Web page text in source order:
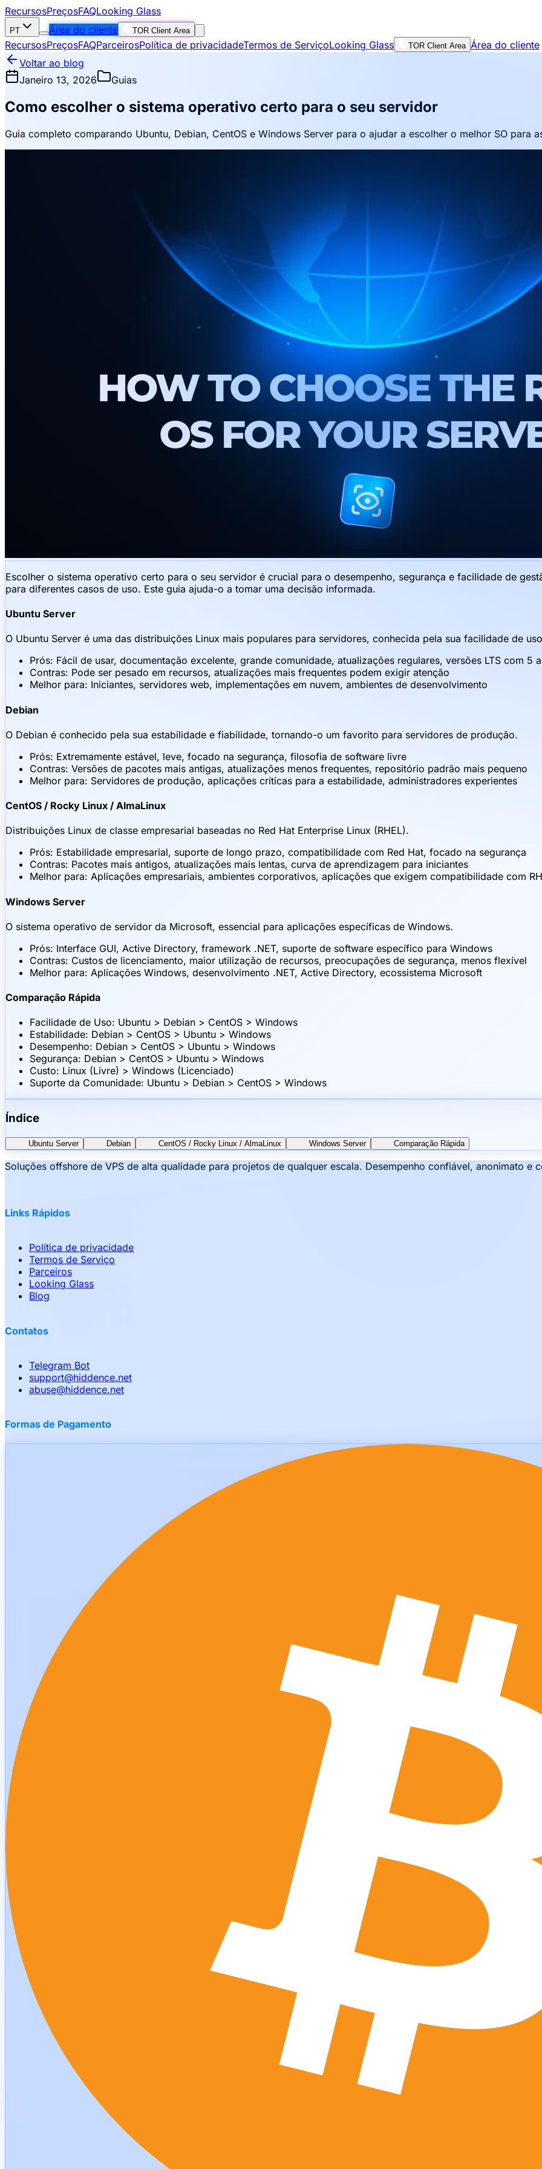
RecursosPreçosFAQLooking Glass
PT Área do cliente TOR Client Area
RecursosPreçosFAQParceirosPolítica de privacidadeTermos de ServiçoLooking Glass TOR Client Area Área do cliente
Voltar ao blog
Janeiro 13, 2026
Guias
Como escolher o sistema operativo certo para o seu servidor
Guia completo comparando Ubuntu, Debian, CentOS e Windows Server para o ajudar a escolher o melhor SO para
Escolher o sistema operativo certo para o seu servidor é crucial para o desempenho, segurança e facilidade de
para diferentes casos de uso. Este guia ajuda-o a tomar uma decisão informada.
Ubuntu Server
O Ubuntu Server é uma das distribuições Linux mais populares para servidores, conhecida pela sua facilidade de
Prós: Fácil de usar, documentação excelente, grande comunidade, atualizações regulares, versões LTS com 5
Contras: Pode ser pesado em recursos, atualizações mais frequentes podem exigir atenção
Melhor para: Iniciantes, servidores web, implementações em nuvem, ambientes de desenvolvimento
Debian
O Debian é conhecido pela sua estabilidade e fiabilidade, tornando-o um favorito para servidores de produção.
Prós: Extremamente estável, leve, focado na segurança, filosofia de software livre
Contras: Versões de pacotes mais antigas, atualizações menos frequentes, repositório padrão mais pequeno
Melhor para: Servidores de produção, aplicações críticas para a estabilidade, administradores experientes
CentOS / Rocky Linux / AlmaLinux
Distribuições Linux de classe empresarial baseadas no Red Hat Enterprise Linux (RHEL).
Prós: Estabilidade empresarial, suporte de longo prazo, compatibilidade com Red Hat, focado na segurança
Contras: Pacotes mais antigos, atualizações mais lentas, curva de aprendizagem para iniciantes
Melhor para: Aplicações empresariais, ambientes corporativos, aplicações que exigem compatibilidade com
Windows Server
O sistema operativo de servidor da Microsoft, essencial para aplicações específicas de Windows.
Prós: Interface GUI, Active Directory, framework .NET, suporte de software específico para Windows
Contras: Custos de licenciamento, maior utilização de recursos, preocupações de segurança, menos flexível
Melhor para: Aplicações Windows, desenvolvimento .NET, Active Directory, ecossistema Microsoft
Comparação Rápida
Facilidade de Uso: Ubuntu > Debian > CentOS > Windows
Estabilidade: Debian > CentOS > Ubuntu > Windows
Desempenho: Debian > CentOS > Ubuntu > Windows
Segurança: Debian > CentOS > Ubuntu > Windows
Custo: Linux (Livre) > Windows (Licenciado)
Suporte da Comunidade: Ubuntu > Debian > CentOS > Windows
Índice
Ubuntu Server Debian CentOS / Rocky Linux / AlmaLinux Windows Server Comparação Rápida
Soluções offshore de VPS de alta qualidade para projetos de qualquer escala. Desempenho confiável, anonimato e
Links Rápidos
Política de privacidade
Termos de Serviço
Parceiros
Looking Glass
Blog
Contatos
Telegram Bot
support@hiddence.net
abuse@hiddence.net
Formas de Pagamento